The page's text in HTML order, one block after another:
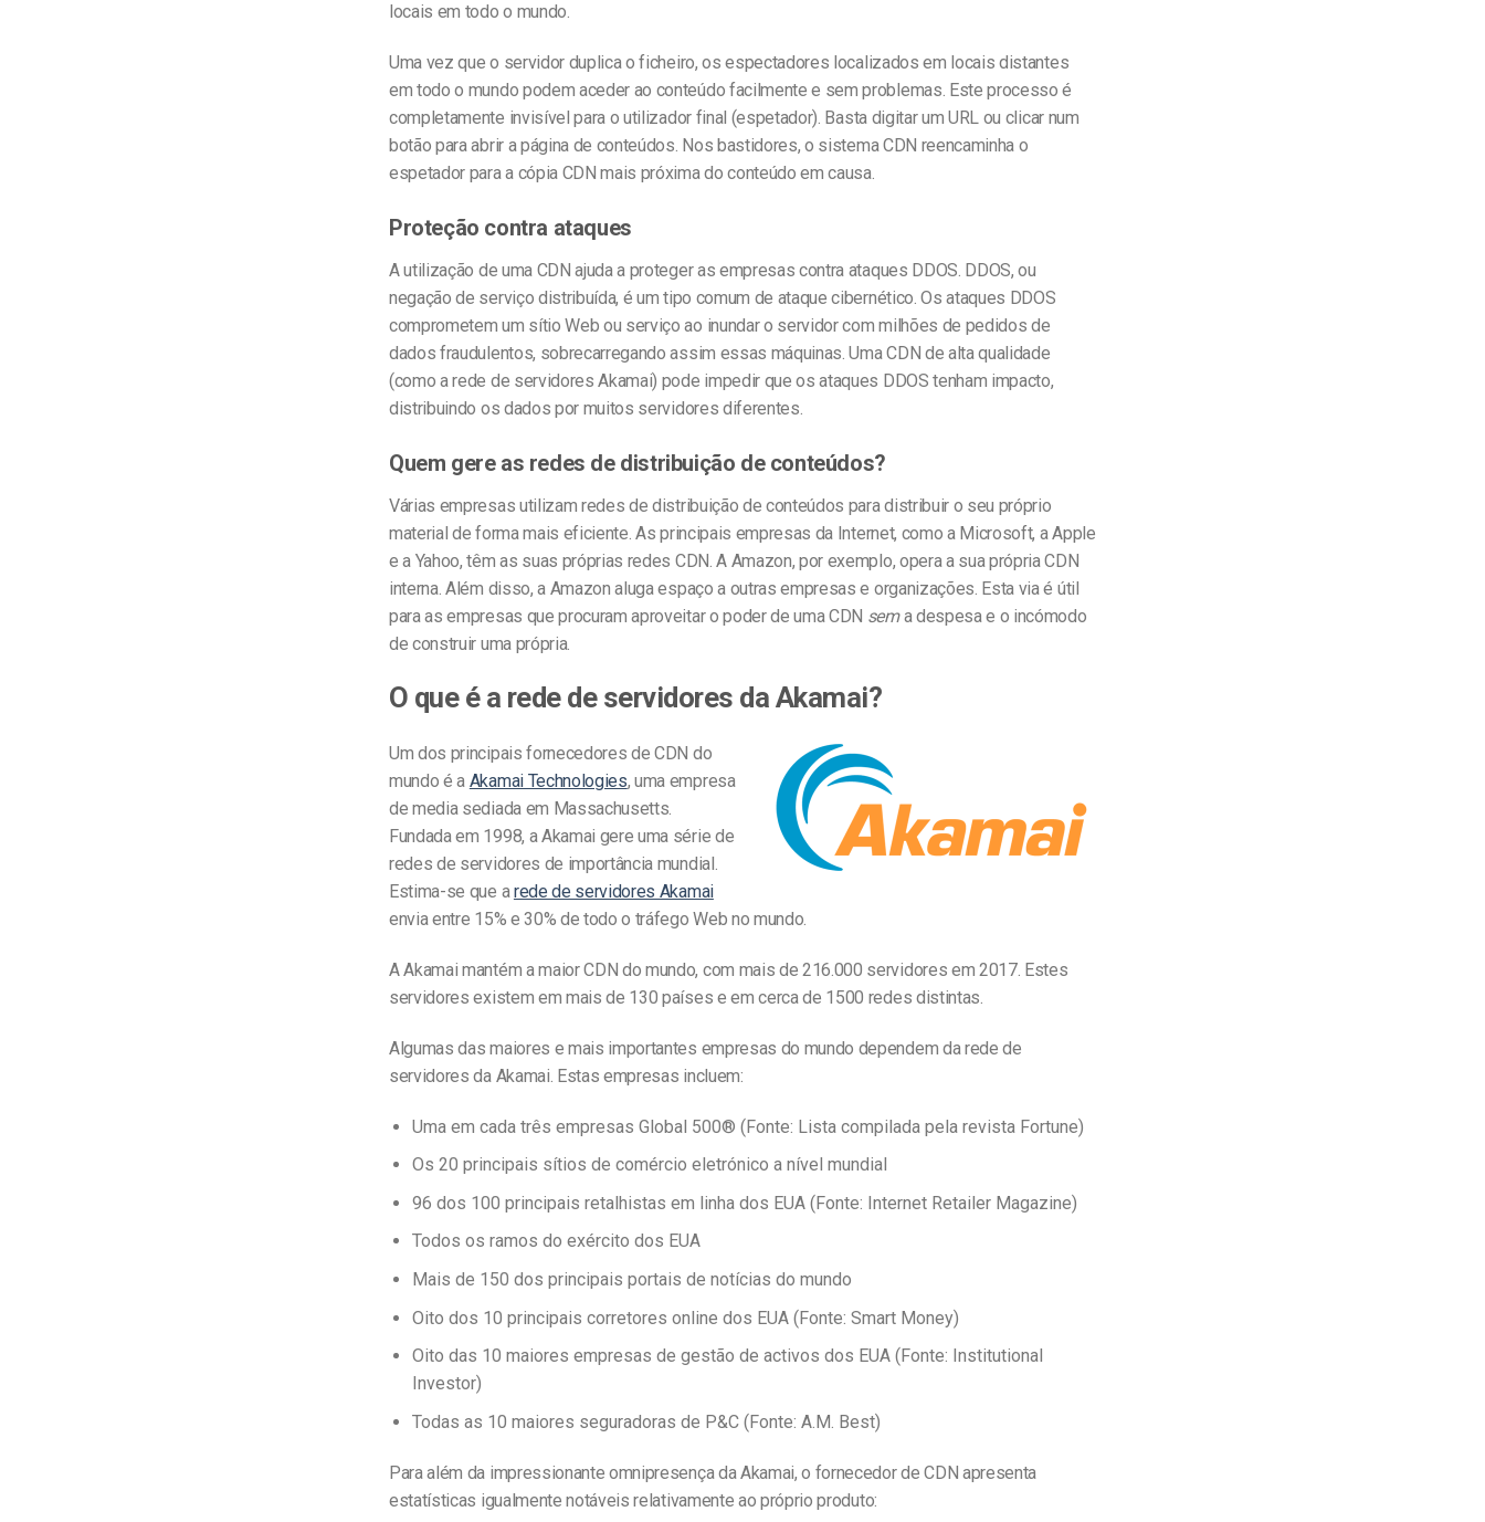
locais em todo o mundo.
Uma vez que o servidor duplica o ficheiro, os espectadores localizados em locais distantes
em todo o mundo podem aceder ao conteúdo facilmente e sem problemas. Este processo é
completamente invisível para o utilizador final (espetador). Basta digitar um URL ou clicar num
botão para abrir a página de conteúdos. Nos bastidores, o sistema CDN reencaminha o
espetador para a cópia CDN mais próxima do conteúdo em causa.
Proteção contra ataques
A utilização de uma CDN ajuda a proteger as empresas contra ataques DDOS. DDOS, ou
negação de serviço distribuída, é um tipo comum de ataque cibernético. Os ataques DDOS
comprometem um sítio Web ou serviço ao inundar o servidor com milhões de pedidos de
dados fraudulentos, sobrecarregando assim essas máquinas. Uma CDN de alta qualidade
(como a rede de servidores Akamai) pode impedir que os ataques DDOS tenham impacto,
distribuindo os dados por muitos servidores diferentes.
Quem gere as redes de distribuição de conteúdos?
Várias empresas utilizam redes de distribuição de conteúdos para distribuir o seu próprio
material de forma mais eficiente. As principais empresas da Internet, como a Microsoft, a Apple
e a Yahoo, têm as suas próprias redes CDN. A Amazon, por exemplo, opera a sua própria CDN
interna. Além disso, a Amazon aluga espaço a outras empresas e organizações. Esta via é útil
para as empresas que procuram aproveitar o poder de uma CDN sema despesa e o incómodo
de construir uma própria.
O que é a rede de servidores da Akamai?
Um dos principais fornecedores de CDN do
mundo é a Akamai Technologies, uma empresa
de media sediada em Massachusetts.
Fundada em 1998, a Akamai gere uma série de
redes de servidores de importância mundial.
Estima-se que arede de servidores Akamai
envia entre 15% e 30% de todo o tráfego Web no mundo.
A Akamai mantém a maior CDN do mundo, com mais de 216.000 servidores em 2017. Estes
servidores existem em mais de 130 países e em cerca de 1500 redes distintas.
Algumas das maiores e mais importantes empresas do mundo dependem da rede de
servidores da Akamai. Estas empresas incluem:
Uma em cada três empresas Global 500® (Fonte: Lista compilada pela revista Fortune)
Os 20 principais sítios de comércio eletrónico a nível mundial
96 dos 100 principais retalhistas em linha dos EUA (Fonte: Internet Retailer Magazine)
Todos os ramos do exército dos EUA
Mais de 150 dos principais portais de notícias do mundo
Oito dos 10 principais corretores online dos EUA (Fonte: Smart Money)
Oito das 10 maiores empresas de gestão de activos dos EUA (Fonte: Institutional
Investor)
Todas as 10 maiores seguradoras de P&C (Fonte: A.M. Best)
Para além da impressionante omnipresença da Akamai, o fornecedor de CDN apresenta
estatísticas igualmente notáveis relativamente ao próprio produto: